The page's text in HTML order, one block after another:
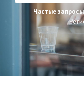
Частые